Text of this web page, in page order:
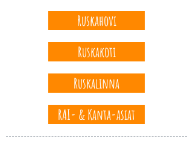
Ruskahovi
Ruskakoti
Ruskalinna
RAI- & Kanta-asiat